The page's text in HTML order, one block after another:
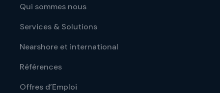
Qui sommes nous
Services & Solutions
Nearshore et international
Références
Offres d’Emploi